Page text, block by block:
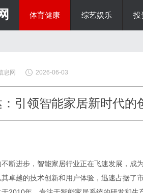
体育健康 综艺娱乐 投
息网 2026-06-03
引领智能家居新时代的
断进步，智能家居行业正在飞速发展，成
卓越的技术创新和用户体验，迅速占据了